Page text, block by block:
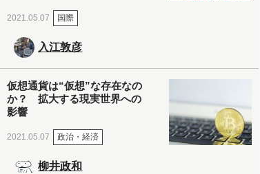
2021.05.07 国際
入江敦彦
仮想通貨は“仮想”な存在なの
か？ 拡大する現実世界への
影響
2021.05.07 政治・経済
柳井政和